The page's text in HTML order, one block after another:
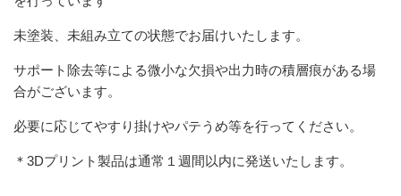
未塗装、未組み立ての状態でお届けいたします。
サポート除去等による微小な欠損や出力時の積層痕がある場
合がございます。
必要に応じてやすり掛けやパテうめ等を行ってください。
＊3Dプリント製品は通常１週間以内に発送いたします。